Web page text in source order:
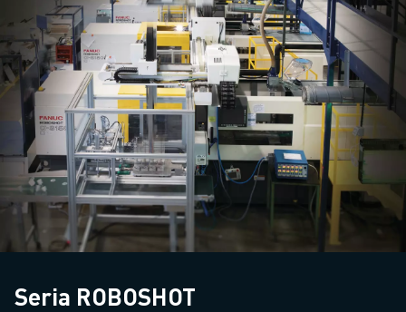
Seria ROBOSHOT